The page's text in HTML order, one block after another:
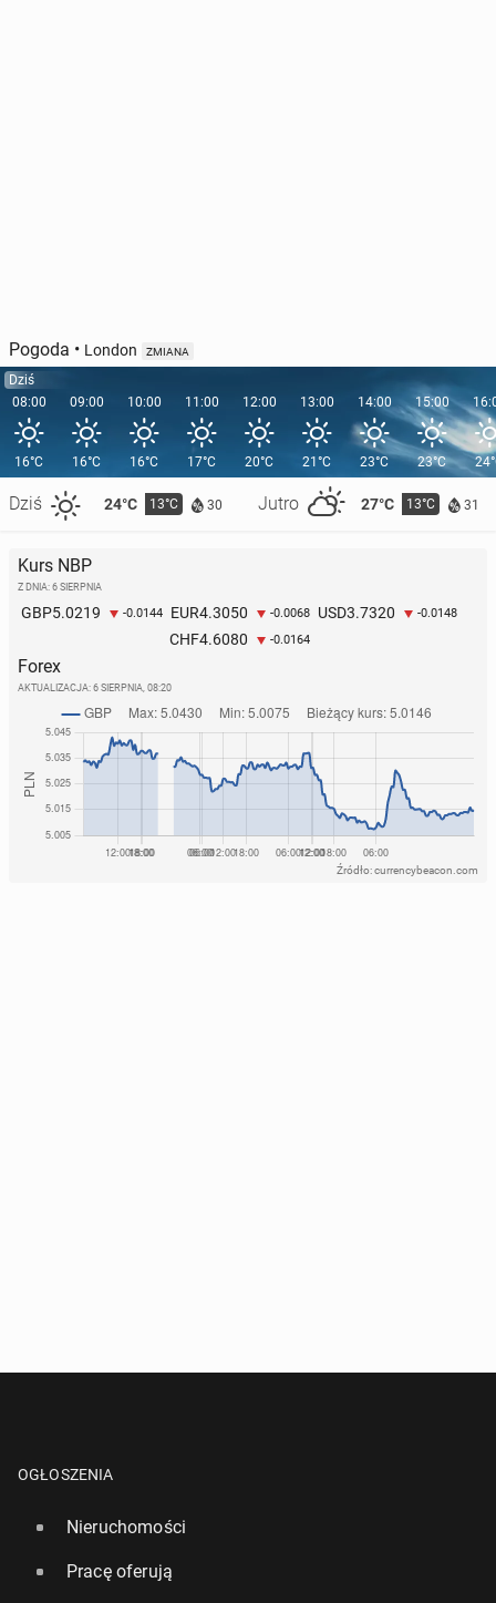
Pogoda • London ZMIANA
Dziś
08:00
16°C
Dziś 24°C 13°C 30 Jutro 27°C 13°C 31
09:00
16°C
10:00
16°C
11:00
17°C
12:00
20°C
13:00
21°C
14:00
23°C
15:00
23°C
Kurs NBP
Z DNIA: 6 SIERPNIA
GBP5.0219 -0.0144 EUR4.3050 -0.0068 USD3.7320 -0.0148
CHF4.6080 -0.0164
Forex
AKTUALIZACJA: 6 SIERPNIA, 08:20
Źródło: currencybeacon.com
OGŁOSZENIA
Nieruchomości
Pracę oferują